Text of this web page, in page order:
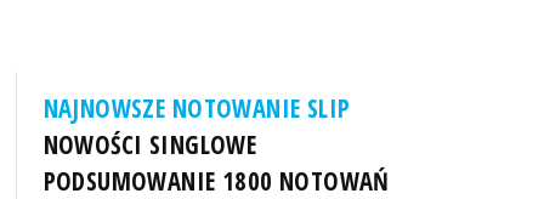
NAJNOWSZE NOTOWANIE SLIP
NOWOŚCI SINGLOWE
PODSUMOWANIE 1800 NOTOWAŃ